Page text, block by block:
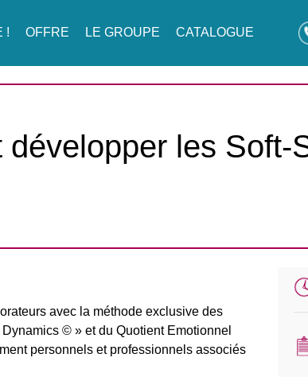
! OFFRE LE GROUPE CATALOGUE
développer les Soft-
avec la méthode exclusive des
© » et du Quotient Emotionnel
personnels et professionnels associés